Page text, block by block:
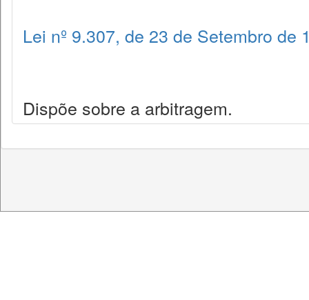
Lei nº 9.307, de 23 de Setembro de
Dispõe sobre a arbitragem.